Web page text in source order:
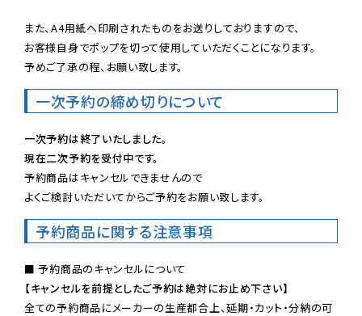
また、A4用紙へ印刷されたものをお送りしておりますので、
お客様自身でポップを切って使用していただくことになります。
予めご了承の程、お願い致します。
一次予約の締め切りについて
一次予約は終了いたしました。
現在二次予約を受付中です。
予約商品はキャンセルできませんので
よくご検討いただいてからご予約をお願い致します。
予約商品に関する注意事項
【キャンセルを前提としたご予約は絶対にお止め下さい】
全ての予約商品にメーカーの生産都合上、延期・カット・分納の可